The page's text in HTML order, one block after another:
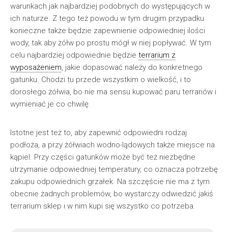
warunkach jak najbardziej podobnych do występujących w
ich naturze. Z tego też powodu w tym drugim przypadku
konieczne także będzie zapewnienie odpowiedniej ilości
wody, tak aby żółw po prostu mógł w niej popływać. W tym
celu najbardziej odpowiednie będzie terrarium z
wyposażeniem, jakie dopasować należy do konkretnego
gatunku. Chodzi tu przede wszystkim o wielkość, i to
dorosłego żółwia, bo nie ma sensu kupować paru terrariów i
wymieniać je co chwilę.
Istotne jest też to, aby zapewnić odpowiedni rodzaj
podłoża, a przy żółwiach wodno-lądowych także miejsce na
kąpiel. Przy części gatunków może być też niezbędne
utrzymanie odpowiedniej temperatury, co oznacza potrzebę
zakupu odpowiednich grzałek. Na szczęście nie ma z tym
obecnie żadnych problemów, bo wystarczy odwiedzić jakiś
terrarium sklep i w nim kupi się wszystko co potrzeba.